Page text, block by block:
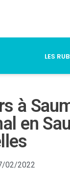
LES
à
en
02/2022